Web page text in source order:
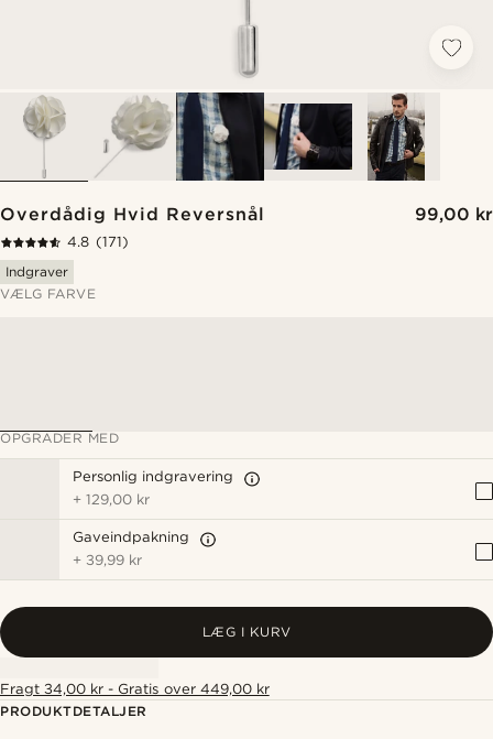
Overdådig Hvid Reversnål 99,00 kr
4.8 (171)
Indgraver
VÆLG FARVE
OPGRADER MED
Personlig indgravering
+129,00 kr
Gaveindpakning
+ 39,99 kr
LÆG I KURV
Fragt 34,00 kr - Gratis over 449,00 kr
PRODUKTDETALJER